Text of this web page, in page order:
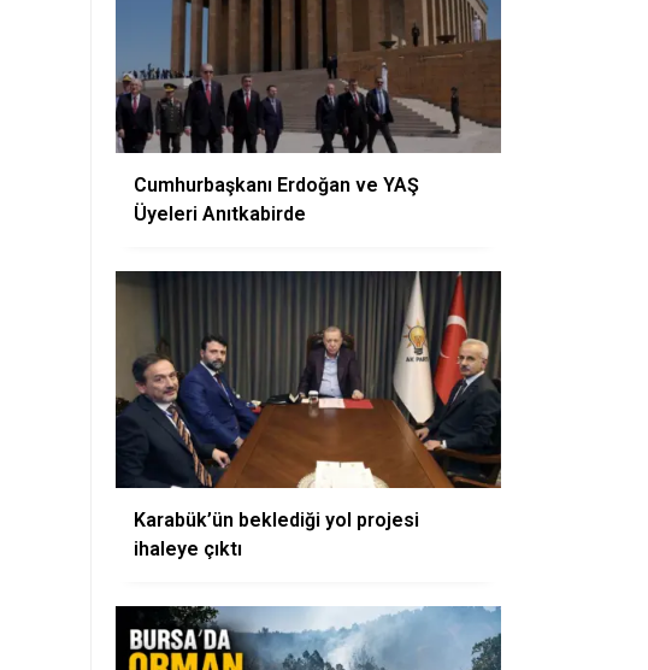
Cumhurbaşkanı Erdoğan ve YAŞ
Üyeleri Anıtkabirde
Karabük’ün beklediği yol projesi
ihaleye çıktı